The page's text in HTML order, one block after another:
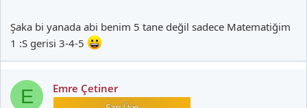
Şaka bi yanada abi benim 5 tane değil sadece Matematiğim
1 :S gerisi 3-4-5
E Emre Çetiner